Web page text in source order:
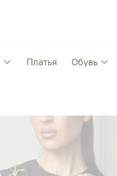
Платья Обувь